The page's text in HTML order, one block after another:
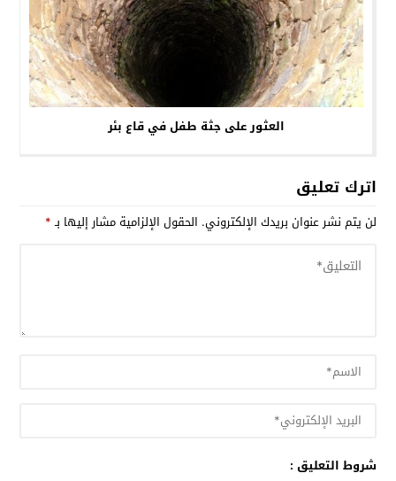
العثور على جثة طفل في قاع بئر
اترك تعليق
لن يتم نشر عنوان بريدك الإلكتروني. الحقول الإلزامية مشار إليها بـ*
شروط التعليق :